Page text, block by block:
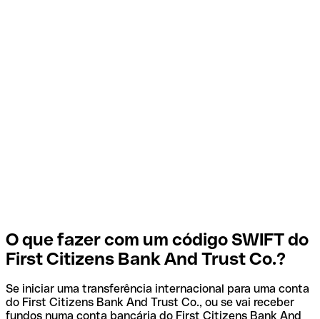
O que fazer com um código SWIFT do
First Citizens Bank And Trust Co.?
Se iniciar uma transferência internacional para uma conta
do First Citizens Bank And Trust Co., ou se vai receber
fundos numa conta bancária do First Citizens Bank And